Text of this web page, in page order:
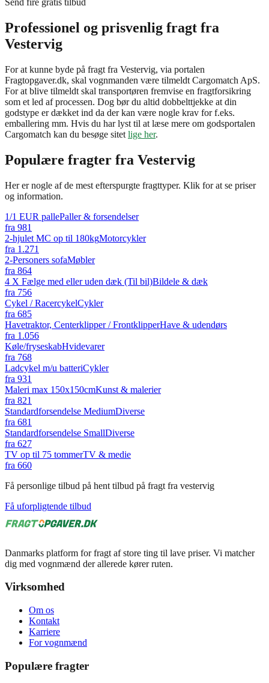
Send fire gratis tilbud
Professionel og prisvenlig fragt fra
Vestervig
For at kunne byde på fragt fra Vestervig, via portalen
Fragtopgaver.dk, skal vognmanden være tilmeldt Cargomatch ApS.
For at blive tilmeldt skal transportøren fremvise en fragtforsikring
som et led af processen. Dog bør du altid dobbelttjekke at din
godstype er dækket ind da der kan være nogle krav for f.eks.
emballering mm. Hvis du har lyst til at læse mere om godsportalen
Cargomatch kan du besøge sitet lige her.
Populære fragter fra Vestervig
Her er nogle af de mest efterspurgte fragttyper. Klik for at se priser
og information.
1/1 EUR pallePaller & forsendelser
fra 981
2-hjulet MC op til 180kgMotorcykler
fra 1.271
2-Personers sofaMøbler
fra 864
4 X Fælge med eller uden dæk (Til bil)Bildele & dæk
fra 756
Cykel / RacercykelCykler
fra 685
Havetraktor, Centerklipper / FrontklipperHave & udendørs
fra 1.056
Køle/fryseskabHvidevarer
fra 768
Ladcykel m/u batteriCykler
fra 931
Maleri max 150x150cmKunst & malerier
fra 821
Standardforsendelse MediumDiverse
fra 681
Standardforsendelse SmallDiverse
fra 627
TV op til 75 tommerTV & medie
fra 660
Få personlige tilbud på hent tilbud på fragt fra vestervig
Få uforpligtende tilbud
Danmarks platform for fragt af store ting til lave priser. Vi matcher
dig med vognmænd der allerede kører ruten.
Virksomhed
Om os
Kontakt
Karriere
For vognmænd
Populære fragter